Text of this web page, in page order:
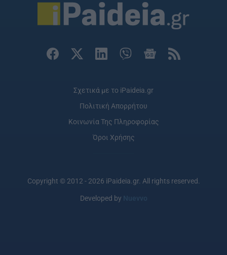
Σχετικά με το iPaideia.gr
Πολιτική Απορρήτου
Κοινωνία Της Πληροφορίας
Όροι Χρήσης
Copyright © 2012 - 2026 iPaideia.gr. All rights reserved.
Developed by